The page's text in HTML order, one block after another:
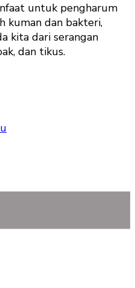
untuk pengharum
kuman dan bakteri,
kita dari serangan
dan tikus.